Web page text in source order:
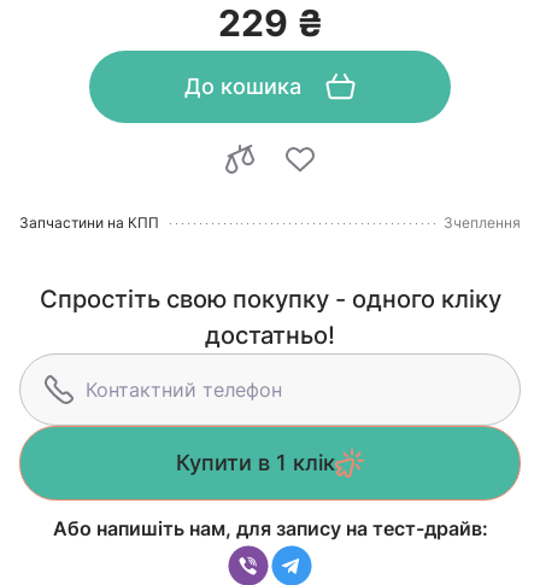
229 ₴
До кошика
Запчастини на КПП Зчеплення
Спростіть свою покупку - одного кліку
достатньо!
Купити в 1 клік
Або напишіть нам, для запису на тест-драйв: